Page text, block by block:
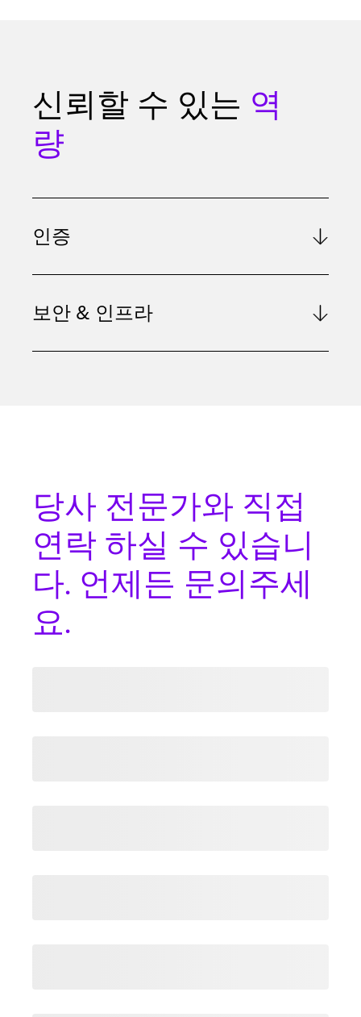
신뢰할 수 있는 역
량
인증
보안 & 인프라
당사 전문가와 직접
연락 하실 수 있습니
다. 언제든 문의주세
요.